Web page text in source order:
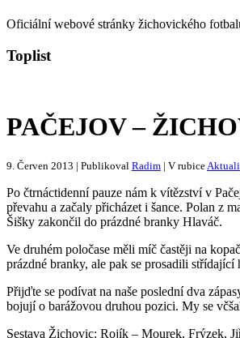
Oficiální webové stránky žichovického
Toplist
PAČEJOV –
9. Červen 2013 | Publikoval Radim | V rubice
Po čtrnáctidenní pauze nám k vítězství v
převahu a začaly přicházet i šance. Polan z
Šišky zakončil do prázdné branky Hlaváč.
Ve druhém poločase měli míč častěji na
prázdné branky, ale pak se prosadili
Přijďte se podívat na naše poslední dva
bojují o barážovou druhou pozici. My se
Sestava Žichovic: Rojík – Mourek, Frýzek,